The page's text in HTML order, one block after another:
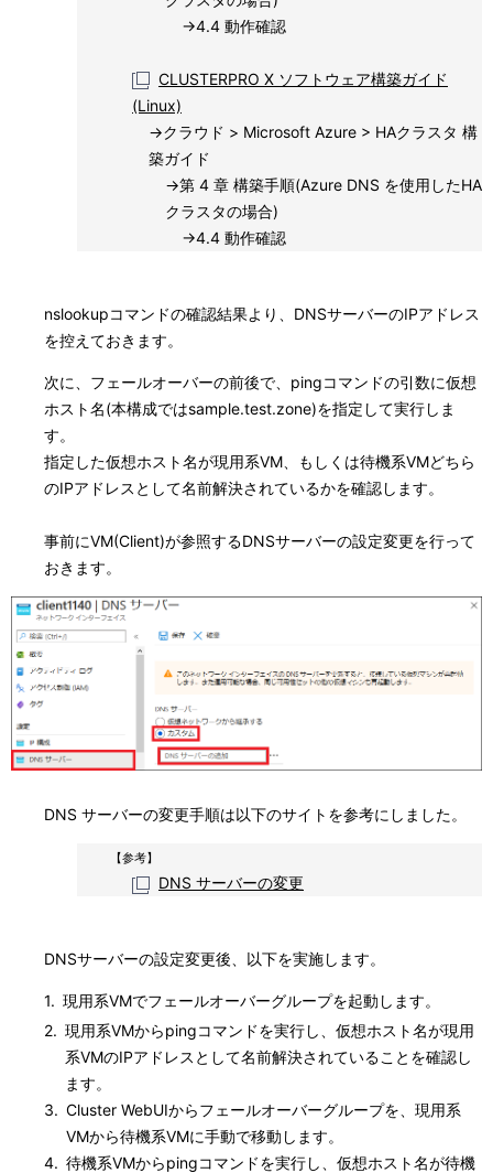
→4.4 動作確認
CLUSTERPRO X ソフトウェア構築ガイド
(Linux)
→クラウド > Microsoft Azure > HAクラスタ 構
築ガイド
→第 4 章 構築手順(Azure DNS を使用したHA
クラスタの場合)
→4.4 動作確認
nslookupコマンドの確認結果より、DNSサーバーのIPアドレス
を控えておきます。
次に、フェールオーバーの前後で、pingコマンドの引数に仮想
ホスト名(本構成ではsample.test.zone)を指定して実行しま
す。
指定した仮想ホスト名が現用系VM、もしくは待機系VMどちら
のIPアドレスとして名前解決されているかを確認します。
事前にVM(Client)が参照するDNSサーバーの設定変更を行って
おきます。
DNS サーバーの変更手順は以下のサイトを参考にしました。
【参考】
DNS サーバーの変更
DNSサーバーの設定変更後、以下を実施します。
1. 現用系VMでフェールオーバーグループを起動します。
2. 現用系VMからpingコマンドを実行し、仮想ホスト名が現用
系VMのIPアドレスとして名前解決されていることを確認し
ます。
3. Cluster WebUIからフェールオーバーグループを、現用系
VMから待機系VMに手動で移動します。
4. 待機系VMからpingコマンドを実行し、仮想ホスト名が待機